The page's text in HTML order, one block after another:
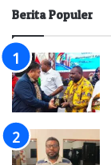
Berita Populer